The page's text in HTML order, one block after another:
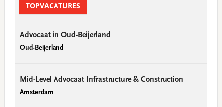
TOPVACATURES
Advocaat in Oud-Beijerland
Oud-Beijerland
Mid-Level Advocaat Infrastructure & Construction
Amsterdam